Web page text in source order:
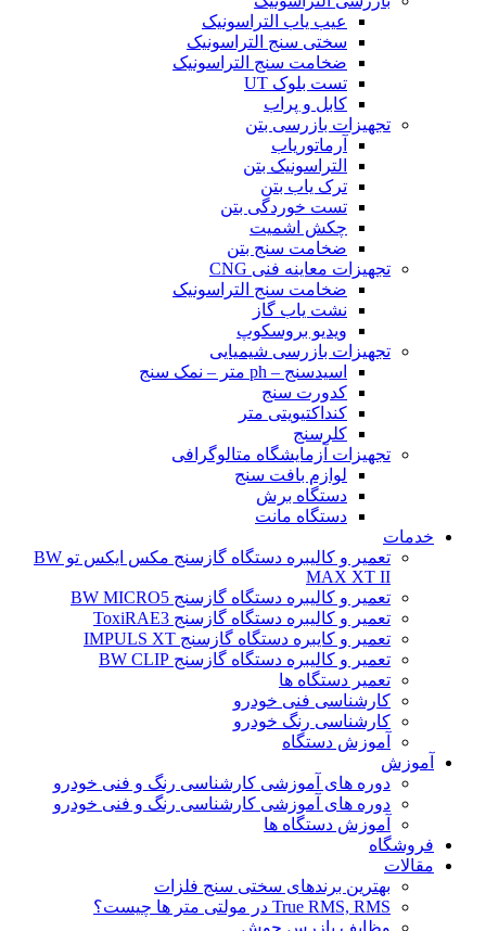
عیب یاب التراسونیک
سختی سنج التراسونیک
ضخامت سنج التراسونیک
تست بلوک UT
کابل و پراب
تجهیزات بازرسی بتن
آرماتوریاب
التراسونیک بتن
ترک یاب بتن
تست خوردگی بتن
چکش اشمیت
ضخامت سنج بتن
تجهیزات معاینه فنی CNG
ضخامت سنج التراسونیک
نشت یاب گاز
ویدیو بروسکوپ
تجهیزات بازرسی شیمیایی
اسیدسنج – ph متر – نمک سنج
کدورت سنج
کنداکتیویتی متر
کلرسنج
تجهیزات آزمایشگاه متالوگرافی
لوازم بافت سنج
دستگاه برش
دستگاه مانت
خدمات
تعمیر و کالیبره دستگاه گازسنج مکس ایکس تو BW
MAX XT II
تعمیر و کالیبره دستگاه گازسنج BW MICRO5
تعمیر و کالیبره دستگاه گازسنج ToxiRAE3
تعمیر و کایبره دستگاه گازسنج IMPULS XT
تعمیر و کالیبره دستگاه گازسنج BW CLIP
تعمیر دستگاه ها
کارشناسی فنی خودرو
کارشناسی رنگ خودرو
آموزش دستگاه
آموزش
دوره های آموزشی کارشناسی رنگ و فنی خودرو
دوره های آموزشی کارشناسی رنگ و فنی خودرو
آموزش دستگاه ها
فروشگاه
مقالات
بهترین برندهای سختی سنج فلزات
True RMS, RMS در مولتی متر ها چیست؟